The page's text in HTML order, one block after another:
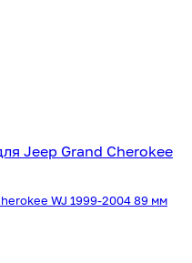
WJ 1999-2004 89 мм